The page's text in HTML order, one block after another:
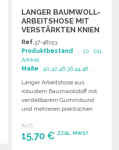
LANGER BAUMWOLL-
ARBEITSHOSE MIT
VERSTÄRKTEN KNIEN
Ref.37-48153
Produktbestand : 10 011
Artikel
Maße : 40,42,46,36,44,48...
Langer Arbeitshose aus
robustem Baumwollstoff mit
verstellbarem Gummibund
und mehreren praktischen
Funktionalität.
AUS
15,70 € ZZGL. MWST.